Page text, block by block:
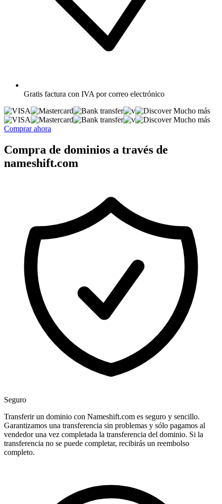
Gratis factura con IVA por correo electrónico
Mucho más
Mucho más
Comprar ahora
Compra de dominios a través de
nameshift.com
Seguro
Transferir un dominio con Nameshift.com es seguro y sencillo.
Garantizamos una transferencia sin problemas y sólo pagamos al
vendedor una vez completada la transferencia del dominio. Si la
transferencia no se puede completar, recibirás un reembolso
completo.